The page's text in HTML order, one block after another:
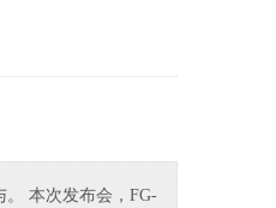
。 本次发布会，FG-